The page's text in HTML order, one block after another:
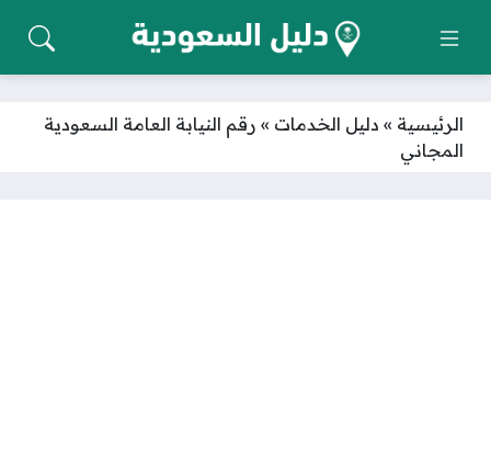
الرئيسية » دليل الخدمات » رقم النيابة العامة السعودية
المجاني